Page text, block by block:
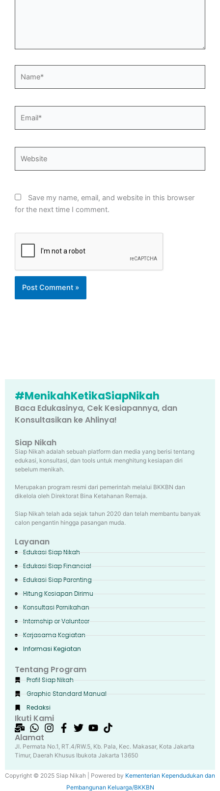
Save my name, email, and website in this browser
for the next time I comment.
#MenikahKetikaSiapNikah
Baca Edukasinya, Cek Kesiapannya, dan
Konsultasikan ke Ahlinya!
Siap Nikah
Siap Nikah adalah sebuah platform dan media yang berisi tentang
edukasi, konsultasi, dan tools untuk menghitung kesiapan diri
sebelum menikah.
Merupakan program resmi dari pemerintah melalui BKKBN dan
dikelola oleh Direktorat Bina Ketahanan Remaja.
Siap Nikah telah ada sejak tahun 2020 dan telah membantu banyak
calon pengantin hingga pasangan muda.
Layanan
Edukasi Siap Nikah
Edukasi Siap Financial
Edukasi Siap Parenting
Hitung Kesiapan Dirimu
Konsultasi Pernikahan
Internship or Volunteer
Kerjasama Kegiatan
Informasi Kegiatan
Tentang Program
Profil Siap Nikah
Graphic Standard Manual
Redaksi
Ikuti Kami
Alamat
Jl. Permata No.1, RT.4/RW.5, Kb. Pala, Kec. Makasar, Kota Jakarta
Timur, Daerah Khusus Ibukota Jakarta 13650
Copyright © 2025 Siap Nikah | Powered by Kementerian Kependudukan dan
Pembangunan Keluarga/BKKBN